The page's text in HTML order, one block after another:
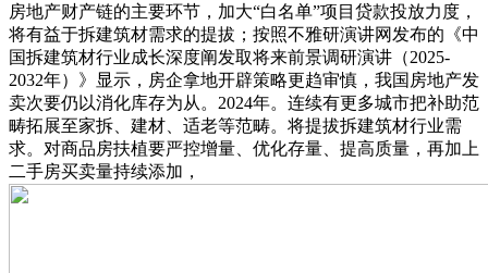
房地产财产链的主要环节，加大“白名单”项目贷款投放力度，
将有益于拆建筑材需求的提拔；按照不雅研演讲网发布的《中
国拆建筑材行业成长深度阐发取将来前景调研演讲（2025-
2032年）》显示，房企拿地开辟策略更趋审慎，我国房地产发
卖次要仍以消化库存为从。2024年。连续有更多城市把补助范
畴拓展至家拆、建材、适老等范畴。将提拔拆建筑材行业需
求。对商品房扶植要严控增量、优化存量、提高质量，再加上
二手房买卖量持续添加，